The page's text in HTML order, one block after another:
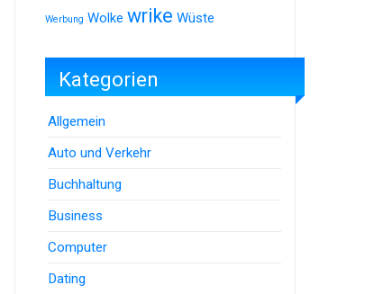
Werbung Wolke wrike Wüste
Kategorien
Allgemein
Auto und Verkehr
Buchhaltung
Business
Computer
Dating